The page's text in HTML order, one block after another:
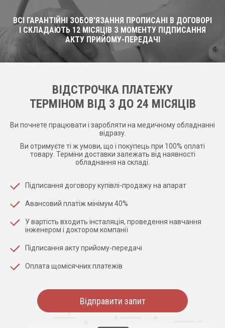
ВСІ ГАРАНТІЙНІ ЗОБОВ'ЯЗАННЯ ПРОПИСАНІ В ДОГОВОРІ
І СКЛАДАЮТЬ 12 МІСЯЦІВ З МОМЕНТУ ПІДПИСАННЯ
АКТУ ПРИЙОМУ-ПЕРЕДАЧІ
ВІДСТРОЧКА ПЛАТЕЖУ
ТЕРМІНОМ ВІД 3 ДО 24 МІСЯЦІВ
Ви почнете працювати і заробляти на медичному обладнанні
відразу.
Ви отримуєте ті ж умови, що і покупець при 100% оплаті
товару. Терміни доставки залежать від наявності
обладнання на складі.
Підписання договору купівлі-продажу на апарат
Авансовий платіж мінімум 40%
У вартість входить інсталяція, проведення навчання
інженером і доктором компанії
Підписання акту прийому-передачі
Оплата щомісячних платежів
Відправити запит